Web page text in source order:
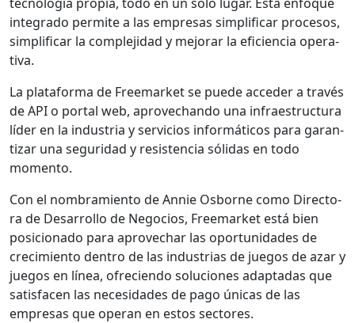
inte­gra­do per­mite a las empre­sas sim­pli­ficar pro­ce­sos,
sim­pli­ficar la com­ple­ji­dad y mejo­rar la efi­cien­cia oper­a­
ti­va.
La platafor­ma de Freemar­ket se puede acced­er a través
de API o por­tal web, aprovechan­do una infraestruc­tura
líder en la indus­tria y ser­vi­cios infor­máti­cos para garan­
ti­zar una seguri­dad y resisten­cia sól­i­das en todo
momen­to.
Con el nom­bramien­to de Annie Osborne como Direc­to­
ra de Desar­rol­lo de Nego­cios, Freemar­ket está bien
posi­ciona­do para aprovechar las opor­tu­nidades de
crec­imien­to den­tro de las indus­trias de jue­gos de azar y
jue­gos en línea, ofre­cien­do solu­ciones adap­tadas que
sat­is­facen las necesi­dades de pago úni­cas de las
empre­sas que oper­an en estos sec­tores.